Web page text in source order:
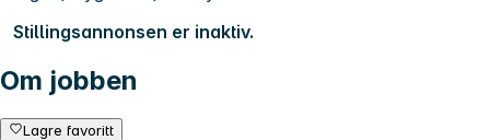
Stillingsannonsen er inaktiv.
Om jobben
Lagre favoritt